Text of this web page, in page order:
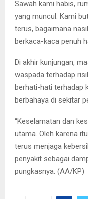
Sawah kami habis,
yang muncul. Kami
terus, bagaimana
berkaca-kaca penuh
Di akhir kunjungan,
waspada terhadap
berhati-hati terhadap
berbahaya di sekitar
“Keselamatan dan
utama. Oleh karena
terus menjaga
penyakit sebagai
pungkasnya. (AA/KP)